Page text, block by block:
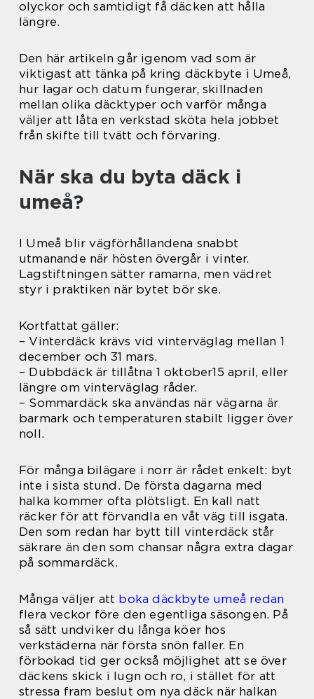
olyckor och samtidigt få däcken att hålla
längre.
Den här artikeln går igenom vad som är
viktigast att tänka på kring däckbyte i Umeå,
hur lagar och datum fungerar, skillnaden
mellan olika däcktyper och varför många
väljer att låta en verkstad sköta hela jobbet
från skifte till tvätt och förvaring.
När ska du byta däck i
umeå?
I Umeå blir vägförhållandena snabbt
utmanande när hösten övergår i vinter.
Lagstiftningen sätter ramarna, men vädret
styr i praktiken när bytet bör ske.
Kortfattat gäller:
– Vinterdäck krävs vid vinterväglag mellan 1
december och 31 mars.
– Dubbdäck är tillåtna 1 oktober15 april, eller
längre om vinterväglag råder.
– Sommardäck ska användas när vägarna är
barmark och temperaturen stabilt ligger över
noll.
För många bilägare i norr är rådet enkelt: byt
inte i sista stund. De första dagarna med
halka kommer ofta plötsligt. En kall natt
räcker för att förvandla en våt väg till isgata.
Den som redan har bytt till vinterdäck står
säkrare än den som chansar några extra dagar
på sommardäck.
Många väljer att boka däckbyte umeå redan
flera veckor före den egentliga säsongen. På
så sätt undviker du långa köer hos
verkstäderna när första snön faller. En
förbokad tid ger också möjlighet att se över
däckens skick i lugn och ro, i stället för att
stressa fram beslut om nya däck när halkan